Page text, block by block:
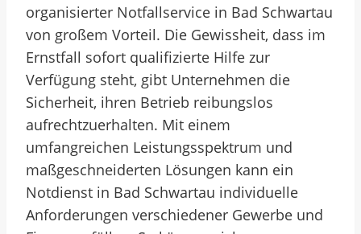
organisierter Notfallservice in Bad Schwartau
von großem Vorteil. Die Gewissheit, dass im
Ernstfall sofort qualifizierte Hilfe zur
Verfügung steht, gibt Unternehmen die
Sicherheit, ihren Betrieb reibungslos
aufrechtzuerhalten. Mit einem
umfangreichen Leistungsspektrum und
maßgeschneiderten Lösungen kann ein
Notdienst in Bad Schwartau individuelle
Anforderungen verschiedener Gewerbe und